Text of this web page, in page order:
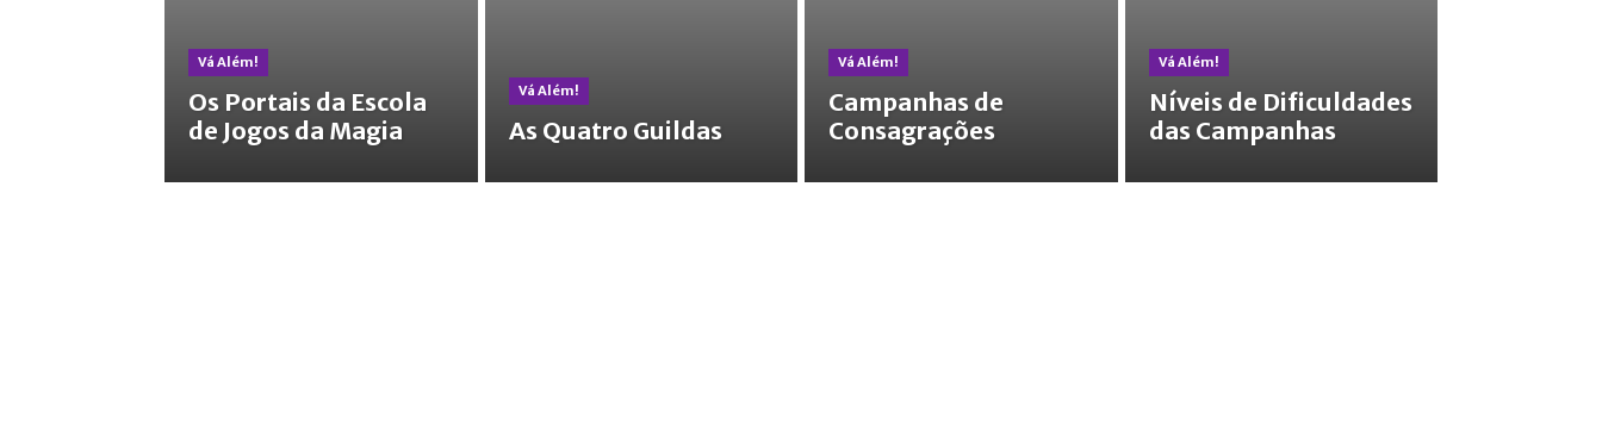
Vá Além!
Os Portais da Escola
de Jogos da Magia
Vá Além!
As Quatro Guildas
Vá Além!
Campanhas de
Consagrações
Vá Além!
Níveis de Dificuldades
das Campanhas